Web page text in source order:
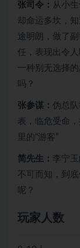
张司令： 从小
却命运多坎，
途明朗，做了
任，表现出令
一种别无选择
吗？
张参谋： 伪总
表，临危受命
里的“游客”
简先生： 李宁
不可而知，到
呢？
玩家人数